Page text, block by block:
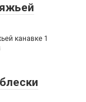
канавке 1